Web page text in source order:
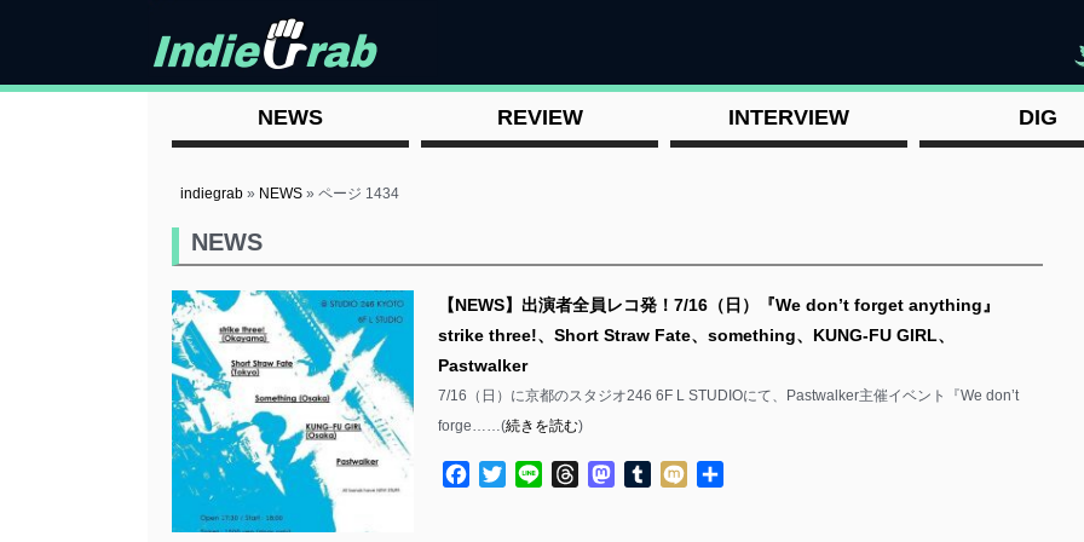
NEWS REVIEW INTERVIEW DIG
indiegrab » NEWS »ページ 1434
NEWS
【NEWS】出演者全員レコ発！7/16（日）『We don’t forget anything』
strike three!、Short Straw Fate、something、KUNG-FU GIRL、
Pastwalker
7/16（日）に京都のスタジオ246 6F L STUDIOにて、Pastwalker主催イベント『We don’t
forge……(続きを読む)
Facebook
TwitterLine ThreadsMastodon
TumblrMixi